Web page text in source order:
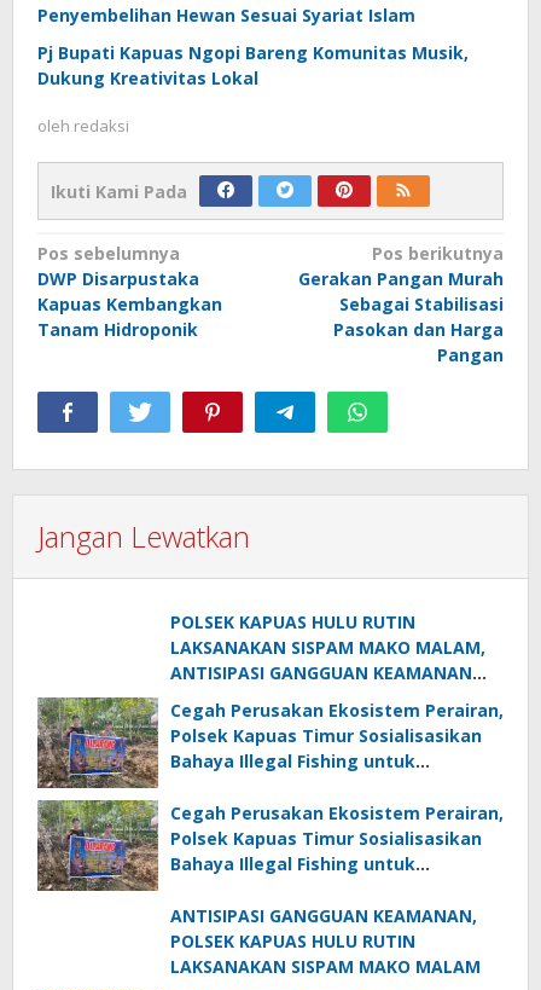
Penyembelihan Hewan Sesuai Syariat Islam
Pj Bupati Kapuas Ngopi Bareng Komunitas Musik,
Dukung Kreativitas Lokal
oleh redaksi
Ikuti Kami Pada
Navigasi
pos
Pos sebelumnya
DWP Disarpustaka
Kapuas Kembangkan
Tanam Hidroponik
Pos berikutnya
Gerakan Pangan Murah
Sebagai Stabilisasi
Pasokan dan Harga
Pangan
Jangan Lewatkan
POLSEK KAPUAS HULU RUTIN
LAKSANAKAN SISPAM MAKO MALAM,
ANTISIPASI GANGGUAN KEAMANAN
Cegah Perusakan Ekosistem Perairan,
Polsek Kapuas Timur Sosialisasikan
Bahaya Illegal Fishing untuk
Cegah Perusakan Ekosistem Perairan,
Polsek Kapuas Timur Sosialisasikan
Bahaya Illegal Fishing untuk
ANTISIPASI GANGGUAN KEAMANAN,
POLSEK KAPUAS HULU RUTIN
LAKSANAKAN SISPAM MAKO MALAM